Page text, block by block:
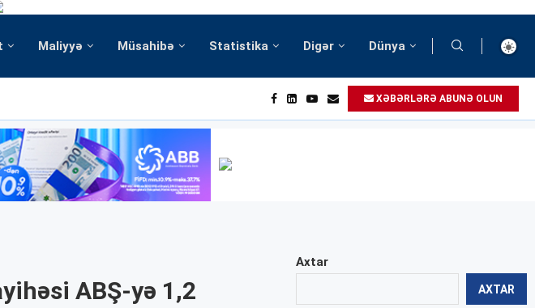
Maliyyə Müsahibə Statistika Digər Dünya
üzrə hərrac yekunlaşmışdır XƏBƏRLƏRƏ ABUNƏ OLUN
ABŞ-yə 1,2
Axtar
AXTAR